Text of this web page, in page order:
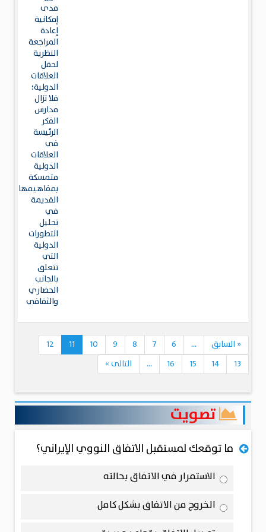
مدى
إمكانية
إعادة
المراجعة
النظرية
لحقل
العلاقات
الدولية؛
فلا تزال
مدارس
الفكر
الرئيسة
في
العلاقات
الدولية
متمسكة
بمفاهيمها
القديمة
في
تحليل
التطورات
الدولية
التي
تتعلق
بالجانب
الحضاري
والثقافي
« السابق ...
6
7
8
9
10
11
12
13
14
15
16
... التالى»
تصويت
ما توقعك لمستقبل الاتفاق النووي الإيراني؟
الاستمرار في الاتفاق بحالته
الخروج من الاتفاق بشكل كامل